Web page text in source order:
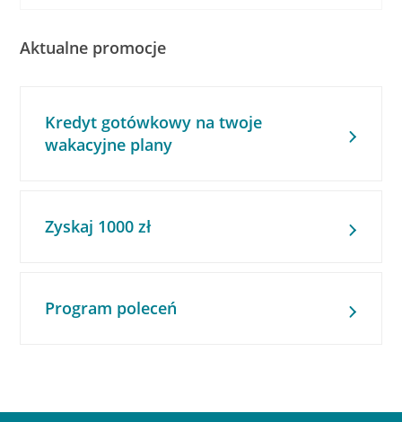
Aktualne promocje
Kredyt gotówkowy na twoje
wakacyjne plany
Zyskaj 1000 zł
Program poleceń